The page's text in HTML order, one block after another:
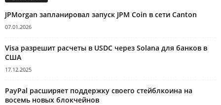
JPMorgan запланировал запуск JPM Coin в сети Canton
07.01.2026
Visa разрешит расчеты в USDC через Solana для банков в
США
17.12.2025
PayPal расширяет поддержку своего стейблкоина на
восемь новых блокчейнов